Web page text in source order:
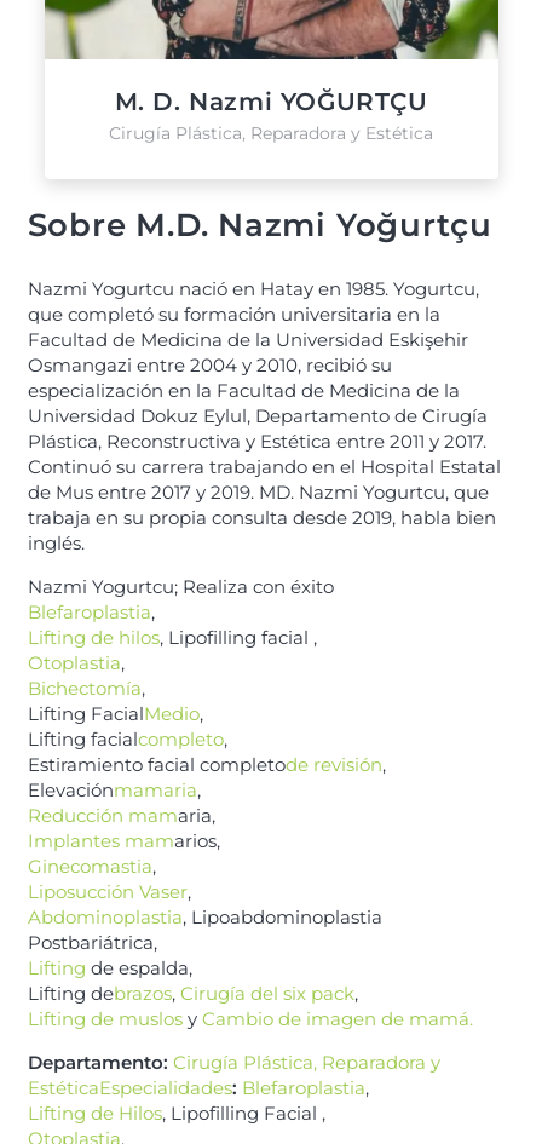
M. D. Nazmi YOĞURTÇU
Cirugía Plástica, Reparadora y Estética
Sobre M.D. Nazmi Yoğurtçu
Nazmi Yogurtcu nació en Hatay en 1985. Yogurtcu,
que completó su formación universitaria en la
Facultad de Medicina de la Universidad Eskişehir
Osmangazi entre 2004 y 2010, recibió su
especialización en la Facultad de Medicina de la
Universidad Dokuz Eylul, Departamento de Cirugía
Plástica, Reconstructiva y Estética entre 2011 y 2017.
Continuó su carrera trabajando en el Hospital Estatal
de Mus entre 2017 y 2019. MD. Nazmi Yogurtcu, que
trabaja en su propia consulta desde 2019, habla bien
inglés.
Nazmi Yogurtcu; Realiza con éxito
Blefaroplastia,
Lifting de hilos, Lipofilling facial ,
Otoplastia,
Bichectomía,
Lifting FacialMedio,
Lifting facialcompleto,
Estiramiento facial completode revisión,
Elevaciónmamaria,
Reducción mamaria,
Implantes mamarios,
Ginecomastia,
Liposucción Vaser,
Abdominoplastia, Lipoabdominoplastia
Postbariátrica,
Lifting de espalda,
Lifting debrazos, Cirugía del six pack,
Lifting de muslosy Cambio de imagen de mamá.
Departamento: Cirugía Plástica, Reparadora y
EstéticaEspecialidades: Blefaroplastia,
Lifting de Hilos, Lipofilling Facial ,
Otoplastia,